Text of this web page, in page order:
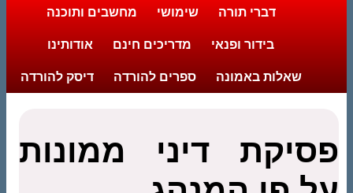
דברי תורה שימושי מחשבים ותוכנה
בידור ופנאי מדריכים חינם אודותינו
שאלות באמונה ספרים להורדה דיסק להורדה
פסיקת דיני ממונות